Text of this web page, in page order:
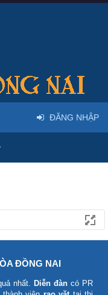
ĐĂNG NHẬP
ĐỒNG NAI
nhất. Diễn đàn có PR